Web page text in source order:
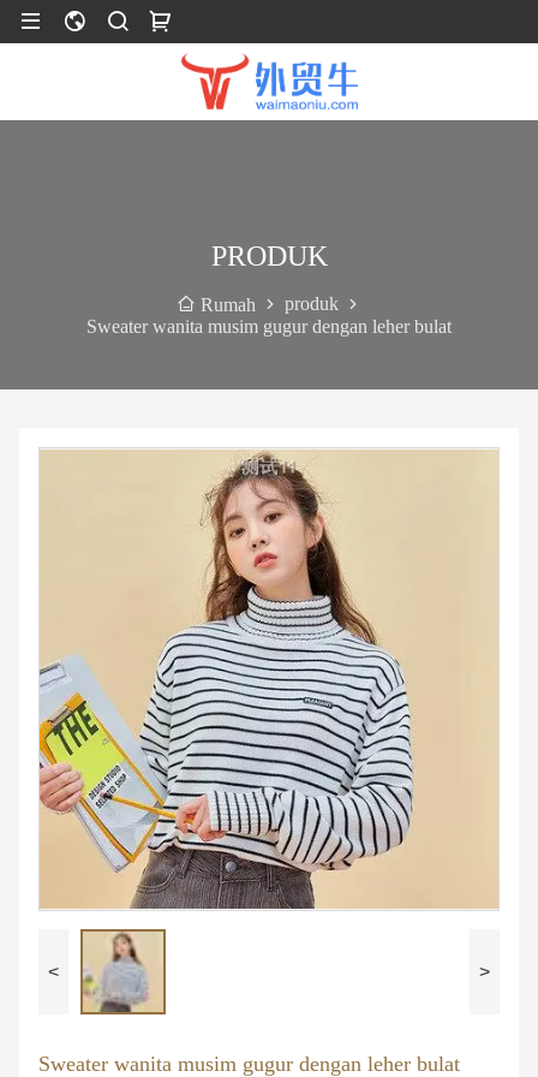
PRODUK
Rumah
produk
Sweater wanita musim gugur dengan leher bulat
< >
Sweater wanita musim gugur dengan leher bulat